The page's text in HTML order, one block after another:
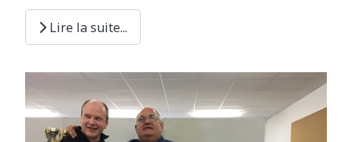
Lire la suite...